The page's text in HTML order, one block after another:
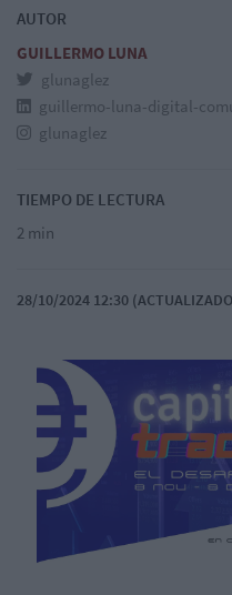
AUTOR
GUILLERMO LUNA
glunaglez
guillermo-luna-digital-
glunaglez
TIEMPO DE LECTURA
2 min
28/10/2024 12:30